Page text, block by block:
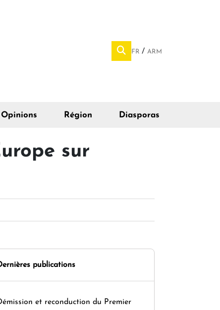
FR ARM
Opinions Région Diasporas
sur
publications
et reconduction du Premier